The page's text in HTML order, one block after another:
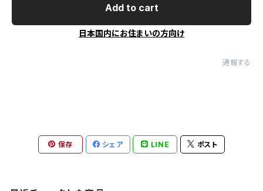
Add to cart
日本国内にお住まいの方向け
通報する
保存 シェア LINE ポスト